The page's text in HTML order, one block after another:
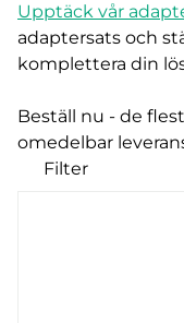
Upptäck vår
adaptersats och
komplettera din
Beställ nu - de
omedelbar
Filter